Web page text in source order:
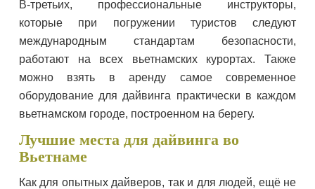
В-третьих, профессиональные инструкторы,
которые при погружении туристов следуют
международным стандартам безопасности,
работают на всех вьетнамских курортах. Также
можно взять в аренду самое современное
оборудование для дайвинга практически в каждом
вьетнамском городе, построенном на берегу.
Лучшие места для дайвинга во
Вьетнаме
Как для опытных дайверов, так и для людей, ещё не